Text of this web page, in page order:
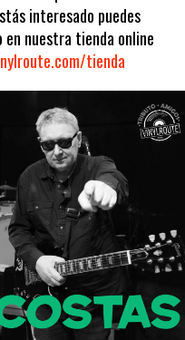
interesado puedes
en nuestra tienda online
tienda